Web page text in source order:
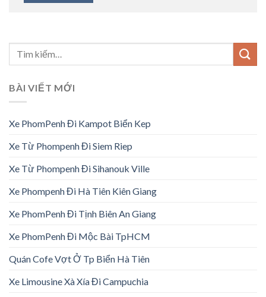
BÀI VIẾT MỚI
Xe PhomPenh Đi Kampot Biển Kep
Xe Từ Phompenh Đi Siem Riep
Xe Từ Phompenh Đi Sihanouk Ville
Xe Phompenh Đi Hà Tiên Kiên Giang
Xe PhomPenh Đi Tịnh Biên An Giang
Xe PhomPenh Đi Mộc Bài TpHCM
Quán Cofe Vợt Ở Tp Biển Hà Tiên
Xe Limousine Xà Xía Đi Campuchia